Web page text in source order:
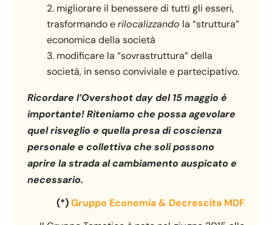
migliorare il benessere di tutti gli esseri,
trasformando erilocalizzando la “struttura”
economica della società
modificare la “sovrastruttura” della
società, in senso conviviale e partecipativo.
Ricordare l’Overshoot day del 15 maggio è
importante! Riteniamo che possa agevolare
quel risveglio e quella presa di coscienza
personale e collettiva che soli possono
aprire la strada al cambiamento auspicato e
necessario.
(*)Gruppo Economia & Decrescita MDF